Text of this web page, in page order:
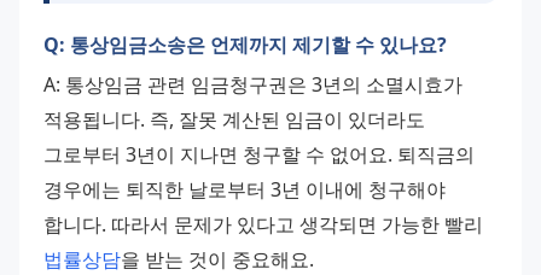
Q: 통상임금소송은 언제까지 제기할 수 있나요?
A: 통상임금 관련 임금청구권은 3년의 소멸시효가
적용됩니다. 즉, 잘못 계산된 임금이 있더라도
그로부터 3년이 지나면 청구할 수 없어요. 퇴직금의
경우에는 퇴직한 날로부터 3년 이내에 청구해야
법률상담을 받는 것이 중요해요.